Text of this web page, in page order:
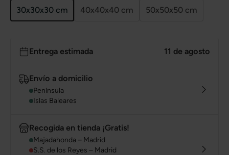
30x30x30 cm 40x40x40 cm 50x50x50 cm
Entrega estimada 11 de agosto
Envío a domicilio
Península
Islas Baleares
Recogida en tienda ¡Gratis!
Majadahonda – Madrid
S.S. de los Reyes – Madrid